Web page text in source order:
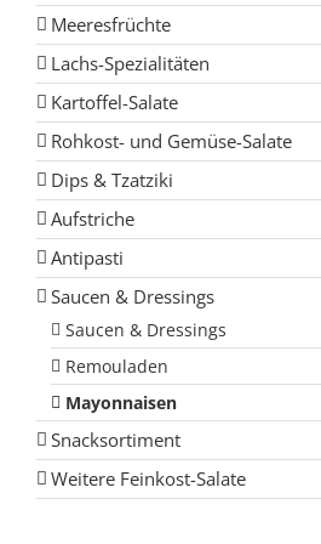
Meeresfrüchte
Lachs-Spezialitäten
Kartoffel-Salate
Rohkost- und Gemüse-Salate
Dips & Tzatziki
Aufstriche
Antipasti
Saucen & Dressings
Saucen & Dressings
Remouladen
Mayonnaisen
Snacksortiment
Weitere Feinkost-Salate